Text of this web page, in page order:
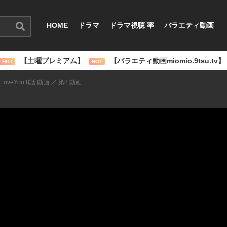
HOME ドラマ ドラマ視聴 率 バラエティ動画
HOT 【土曜プレミアム】 HOT 【バラエティ動画miomio.9tsu.tv】
8話 動画 ／ 第8 動画